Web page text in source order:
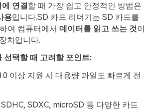
연결할 때 가장 쉽고 안정적인 방법은
용입니다.SD 카드 리더기는 SD 카드를
하여 컴퓨터에서 데이터를 읽고 쓰는 것이
치입니다.
선택할 때 고려할 포인트:
이상 지원 시 대용량 파일도 빠르게 전
SDHC, SDXC, microSD 등 다양한 카드